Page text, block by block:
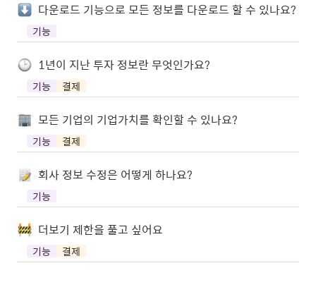
다운로드 기능으로 모든 정보를 다운로드 할 수 있나요?
기능
1년이 지난 투자 정보란 무엇인가요?
기능 결제
모든 기업의 기업가치를 확인할 수 있나요?
기능 결제
회사 정보 수정은 어떻게 하나요?
기능
더보기 제한을 풀고 싶어요
기능 결제